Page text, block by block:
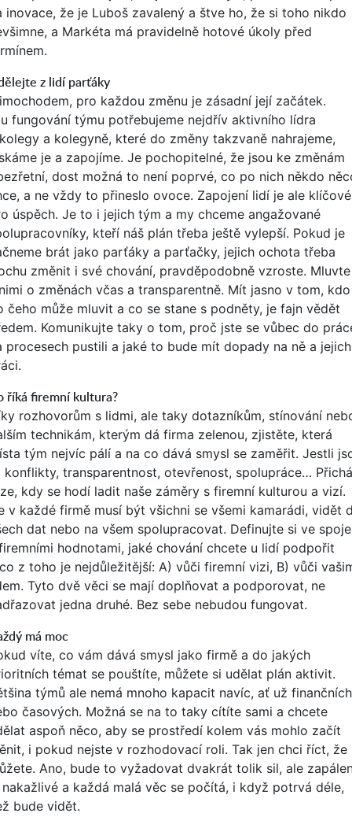
inovace, že je Luboš zavalený a štve ho, že si toho nikdo
a Markéta má pravidelně hotové úkoly před
z lidí parťáky
pro každou změnu je zásadní její začátek.
fungování týmu potřebujeme nejdřív aktivního lídra
a kolegyně, které do změny takzvaně nahrajeme,
je a zapojíme. Je pochopitelné, že jsou ke změnám
dost možná to není poprvé, co po nich někdo
a ne vždy to přineslo ovoce. Zapojení lidí je ale klíčové
úspěch. Je to i jejich tým a my chceme angažované
kteří náš plán třeba ještě vylepší. Pokud je
brát jako parťáky a parťačky, jejich ochota třeba
změnit i své chování, pravděpodobně vzroste. Mluvte
o změnách včas a transparentně. Mít jasno v tom, kdo
čeho může mluvit a co se stane s podněty, je fajn vědět
Komunikujte taky o tom, proč jste se vůbec do
procesech pustili a jaké to bude mít dopady na ně a jejich
říká firemní kultura?
rozhovorům s lidmi, ale taky dotazníkům, stínování
technikám, kterým dá firma zelenou, zjistěte, která
tým nejvíc pálí a na co dává smysl se zaměřit. Jestli
konflikty, transparentnost, otevřenost, spolupráce…
kdy se hodí ladit naše záměry s firemní kulturou a vizí.
v každé firmě musí být všichni se všemi kamarádi, vidět
dat nebo na všem spolupracovat. Definujte si ve
hodnotami, jaké chování chcete u lidí podpořit
z toho je nejdůležitější: A) vůči firemní vizi, B) vůči
Tyto dvě věci se mají doplňovat a podporovat, ne
jedna druhé. Bez sebe nebudou fungovat.
má moc
víte, co vám dává smysl jako firmě a do jakých
témat se pouštíte, můžete si udělat plán aktivit.
týmů ale nemá mnoho kapacit navíc, ať už finančních
časových. Možná se na to taky cítíte sami a chcete
aspoň něco, aby se prostředí kolem vás mohlo začít
i pokud nejste v rozhodovací roli. Tak jen chci říct, že
Ano, bude to vyžadovat dvakrát tolik sil, ale
a každá malá věc se počítá, i když potrvá déle,
bude vidět.